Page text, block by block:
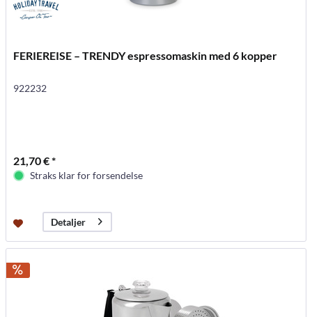
FERIEREISE – TRENDY espressomaskin med 6 kopper
922232
21,70 € *
Straks klar for forsendelse
Detaljer